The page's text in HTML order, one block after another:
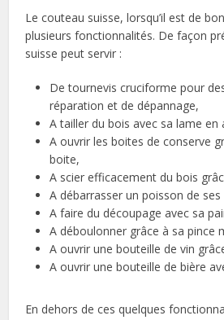
Le couteau suisse, lorsqu’il est de
plusieurs fonctionnalités. De façon
suisse peut servir :
De tournevis cruciforme pour
réparation et de dépannage,
A tailler du bois avec sa lame en
A ouvrir les boites de conserve
boite,
A scier efficacement du bois
A débarrasser un poisson de ses
A faire du découpage avec sa
A déboulonner grâce à sa pince
A ouvrir une bouteille de vin
A ouvrir une bouteille de bière
En dehors de ces quelques